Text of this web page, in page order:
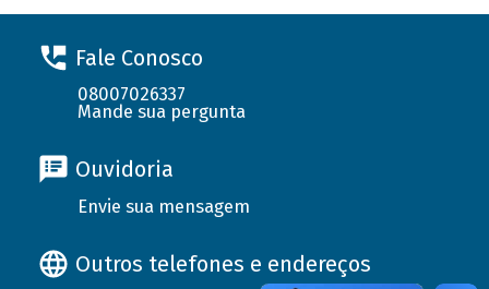
Fale Conosco
08007026337
Mande sua pergunta
Ouvidoria
Envie sua mensagem
Outros telefones e endereços